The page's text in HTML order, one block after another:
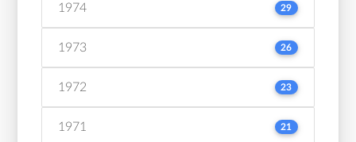
1974 29
1973 26
1972 23
1971 21